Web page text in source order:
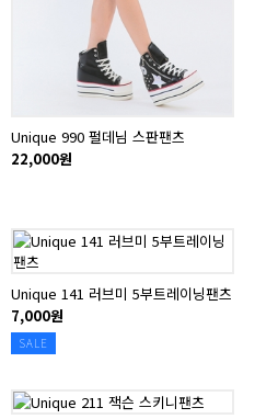
Unique 990 펄데님 스판팬츠
22,000원
Unique 141 러브미 5부트레이닝팬츠
7,000원
SALE